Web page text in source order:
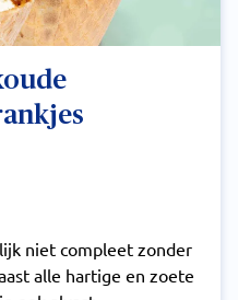
niet compleet zonder
alle hartige en zoete